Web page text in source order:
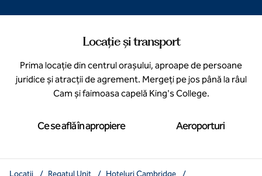
Locație și transport
Prima locație din centrul orașului, aproape de persoane
juridice și atracții de agrement. Mergeți pe jos până la râul
Cam și faimoasa capelă King's College.
Ce se află în apropiere Aeroporturi
Locații / Regatul Unit / Hoteluri Cambridge
/